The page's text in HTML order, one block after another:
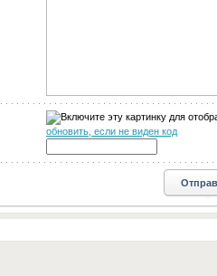
обновить, если не виден код